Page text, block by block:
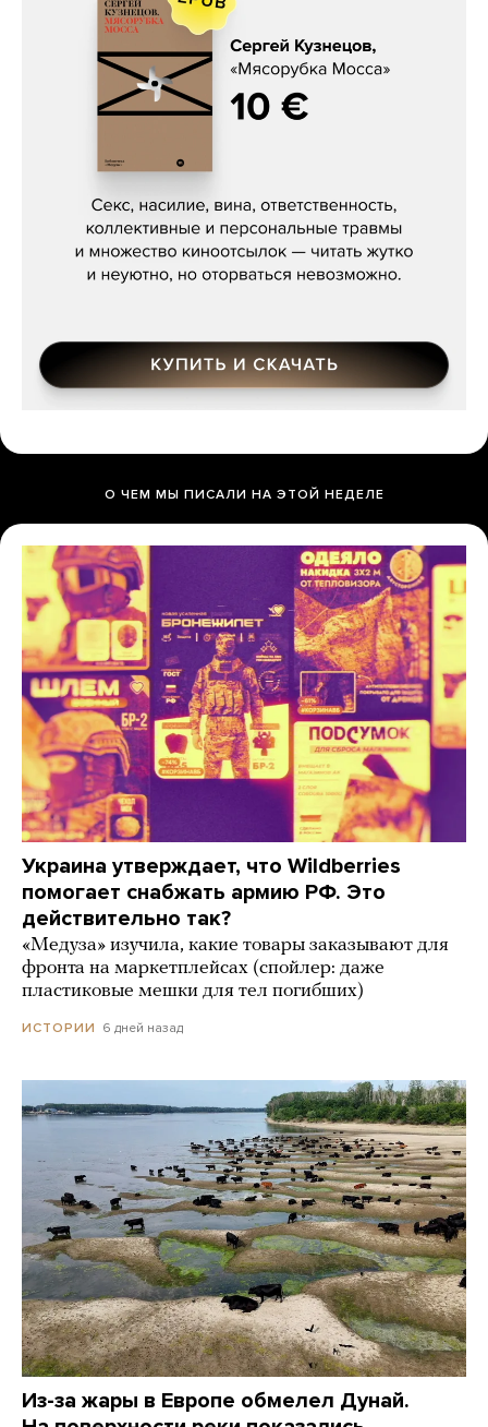
Сергей Кузнецов, «Мясорубка
О ЧЕМ МЫ ПИСАЛИ НА ЭТОЙ НЕДЕЛЕ
Украина утверждает, что Wildberries
помогает снабжать армию РФ. Это
действительно так?
«Медуза» изучила, какие товары заказывают для
фронта на маркетплейсах (спойлер: даже
пластиковые мешки для тел погибших)
ИСТОРИИ 6 дней назад
Из-за жары в Европе обмелел Дунай.